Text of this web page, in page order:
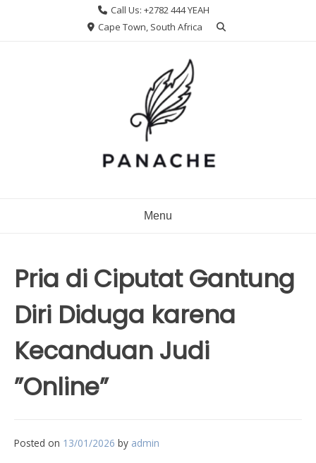
Call Us: +2782 444 YEAH
Cape Town, South Africa
Menu
Pria di Ciputat Gantung
Diri Diduga karena
Kecanduan Judi
”Online”
Posted on 13/01/2026 by admin